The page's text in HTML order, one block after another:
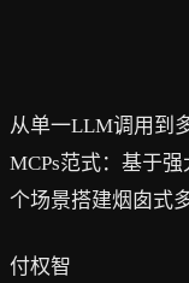
从单一LLM调用到
MCPs范式：基于
个场景搭建烟囱式
付权智